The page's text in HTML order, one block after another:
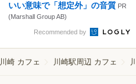
いい意味で「想定外」の音質 PR
(Marshall Group AB)
Recommended by
川崎 カフェ 川崎駅周辺 カフェ